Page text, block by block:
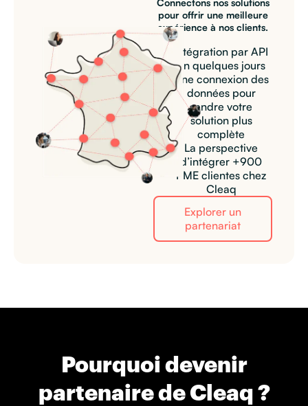
pour offrir une meilleure
expérience à nos clients.
Intégration par API
en quelques jours
Une connexion des
données pour
rendre votre
solution plus
complète
La perspective
d’intégrer +900
PME clientes chez
Cleaq
Explorer un
partenariat
Pourquoi devenir
partenaire de Cleaq ?